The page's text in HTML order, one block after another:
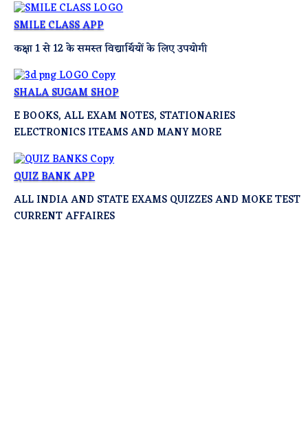
SMILE CLASS APP
कक्षा 1 से 12 के समस्त विद्यार्थियों के लिए उपयोगी
SHALA SUGAM SHOP
E BOOKS, ALL EXAM NOTES, STATIONARIES
ELECTRONICS ITEAMS AND MANY MORE
QUIZ BANK APP
ALL INDIA AND STATE EXAMS QUIZZES AND MOKE TEST
CURRENT AFFAIRES